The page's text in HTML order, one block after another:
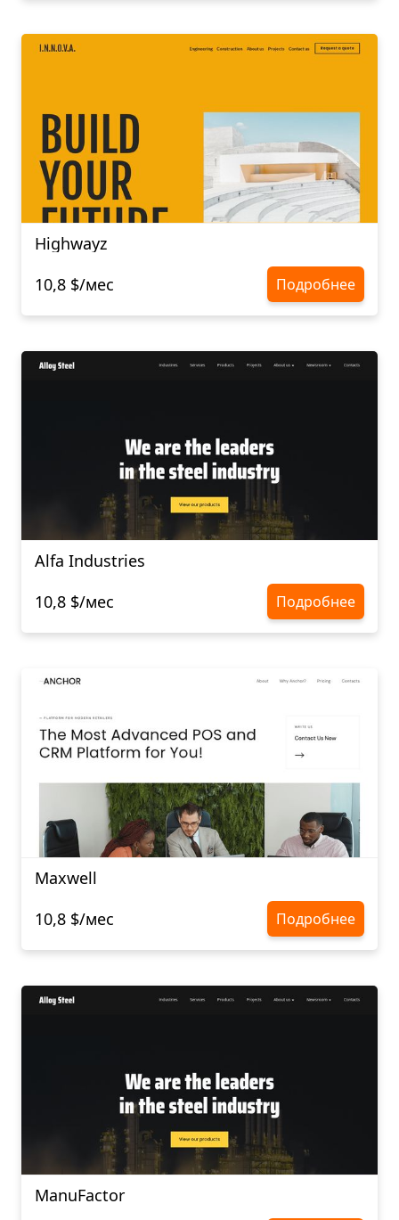
Highwayz
10,8 $/мес
Подробнее
Alfa Industries
10,8 $/мес
Подробнее
Maxwell
10,8 $/мес
Подробнее
ManuFactor